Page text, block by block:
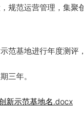
规范运营管理，集
基地进行年度测评，
三年。
新示范基地名.docx